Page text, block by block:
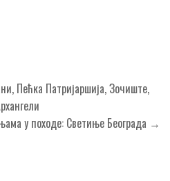
Пећка Патријаршија, Зочиште,
у походе: Светиње Београда →